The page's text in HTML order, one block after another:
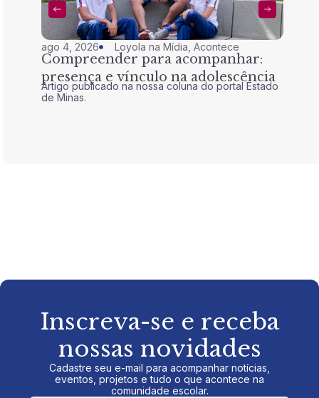
ago 4, 2026 Loyola na Mídia ,Acontece
Compreender para acompanhar:
presença e vínculo na adolescência
Artigo publicado na nossa coluna do portal Estado
de Minas.
Inscreva-se e receba
nossas novidades
Cadastre seu e-mail para acompanhar notícias,
eventos, projetos e tudo o que acontece na
comunidade escolar.